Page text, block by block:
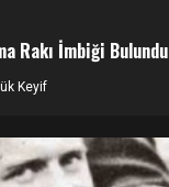
Rakı İmbiği Bulundu
Keyif